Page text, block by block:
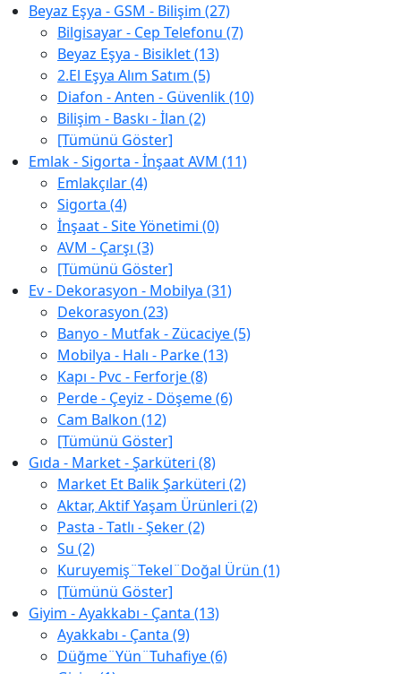
Beyaz Eşya - GSM - Bilişim (27)
Bilgisayar - Cep Telefonu (7)
Beyaz Eşya - Bisiklet (13)
2.El Eşya Alım Satım (5)
Diafon - Anten - Güvenlik (10)
Bilişim - Baskı - İlan (2)
[Tümünü Göster]
Emlak - Sigorta - İnşaat AVM (11)
Emlakçılar (4)
Sigorta (4)
İnşaat - Site Yönetimi (0)
AVM - Çarşı (3)
[Tümünü Göster]
Ev - Dekorasyon - Mobilya (31)
Dekorasyon (23)
Banyo - Mutfak - Zücaciye (5)
Mobilya - Halı - Parke (13)
Kapı - Pvc - Ferforje (8)
Perde - Çeyiz - Döşeme (6)
Cam Balkon (12)
[Tümünü Göster]
Gıda - Market - Şarküteri (8)
Market Et Balik Şarküteri (2)
Aktar, Aktif Yaşam Ürünleri (2)
Pasta - Tatlı - Şeker (2)
Su (2)
Kuruyemiş¨Tekel¨Doğal Ürün (1)
[Tümünü Göster]
Giyim - Ayakkabı - Çanta (13)
Ayakkabı - Çanta (9)
Düğme¨Yün¨Tuhafiye (6)